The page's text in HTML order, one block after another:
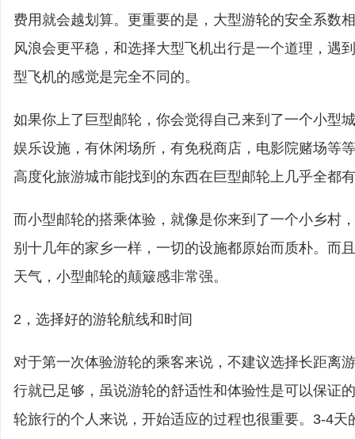
费用就会越划算。更重要的是，大型游轮的安全系数
风浪会更平稳，和选择大型飞机出行是一个道理，遇
型飞机的感觉是完全不同的。
如果你上了巨型邮轮，你会觉得自己来到了一个小型
娱乐设施，有休闲场所，有免税商店，电影院赌场等
高度化旅游城市能找到的东西在巨型邮轮上几乎全都
而小型邮轮的搭乘体验，就像是你来到了一个小乡村
别十几年的家乡一样，一切的设施都原始而质朴。而
天气，小型邮轮的颠簸感非常强。
2，选择好的游轮航线和时间
对于第一次体验游轮的乘客来说，不建议选择长距离
行就已足够，虽说游轮的舒适性和体验性是可以保证
轮旅行的个人来说，开始适应的过程也很重要。3-4天